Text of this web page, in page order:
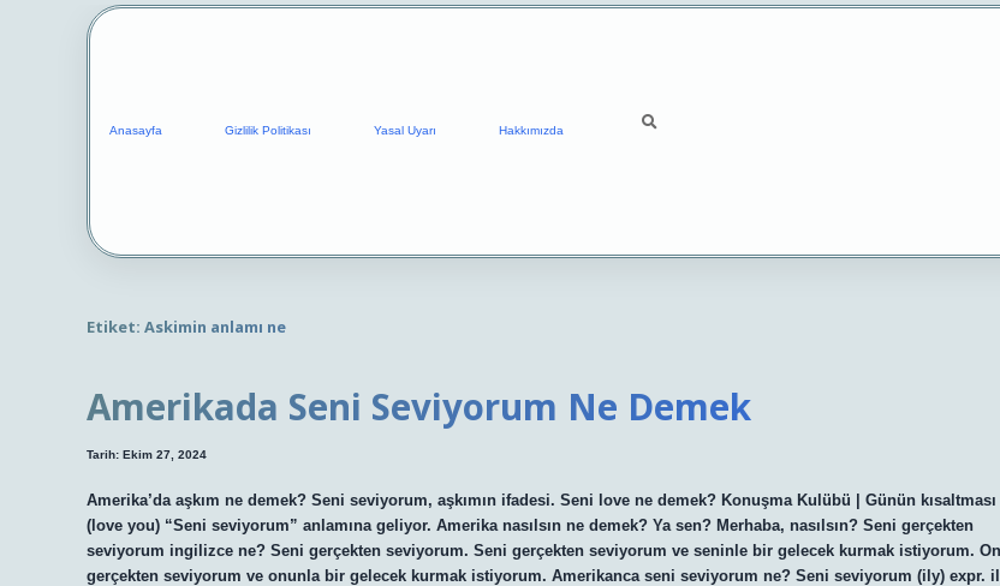
Anasayfa Gizlilik Politikası Yasal Uyarı Hakkımızda
Etiket: Askimin anlamı ne
Amerikada Seni Seviyorum Ne Demek
Tarih: Ekim 27, 2024
Amerika’da aşkım ne demek? Seni seviyorum, aşkımın ifadesi. Seni love ne demek? Konuşma Kulübü | Günün kısaltması
(love you) “Seni seviyorum” anlamına geliyor. Amerika nasılsın ne demek? Ya sen? Merhaba, nasılsın? Seni gerçekten
seviyorum ingilizce ne? Seni gerçekten seviyorum. Seni gerçekten seviyorum ve seninle bir gelecek kurmak istiyorum.
gerçekten seviyorum ve onunla bir gelecek kurmak istiyorum. Amerikanca seni seviyorum ne? Seni seviyorum (ily) expr.